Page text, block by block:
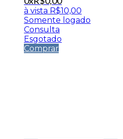
à vista R$10,00
Somente logado
Consulta
Esgotado
Comprar